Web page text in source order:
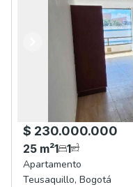
Siguiente
$ 230.000.000
25 m²1 1
Apartamento
Teusaquillo, Bogotá